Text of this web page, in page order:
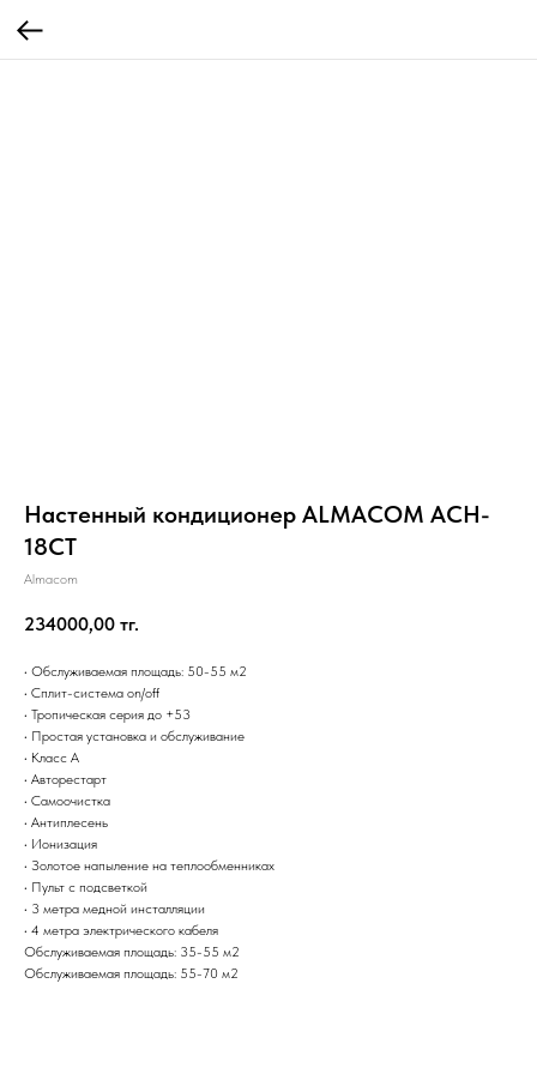
Настенный кондиционер ALMACOM ACH-
18CT
Almacom
234000,00 тг.
• Обслуживаемая площадь: 50-55 м2
• Сплит-система on/off
• Тропическая серия до +53
• Простая установка и обслуживание
• Класс А
• Авторестарт
• Самоочистка
• Антиплесень
• Ионизация
• Золотое напыление на теплообменниках
• Пульт с подсветкой
• 3 метра медной инсталляции
• 4 метра электрического кабеля
Обслуживаемая площадь: 35-55 м2
Обслуживаемая площадь: 55-70 м2